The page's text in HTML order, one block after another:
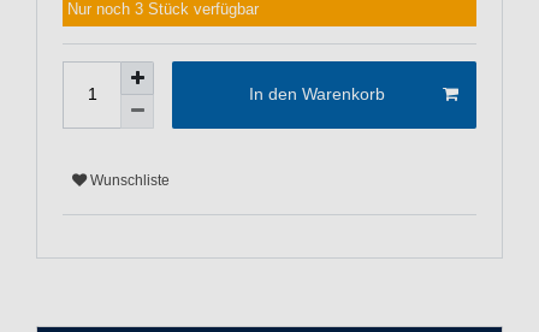
Nur noch 3 Stück verfügbar
In den Warenkorb
Wunschliste